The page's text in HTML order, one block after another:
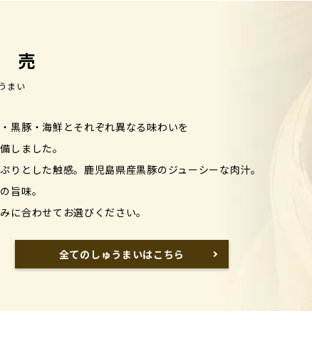
売
まい
黒豚・海鮮とそれぞれ異なる味わいを
しました。
りとした触感。鹿児島県産黒豚のジューシーな肉汁。
旨味。
に合わせてお選びください。
全てのしゅうまいはこちら